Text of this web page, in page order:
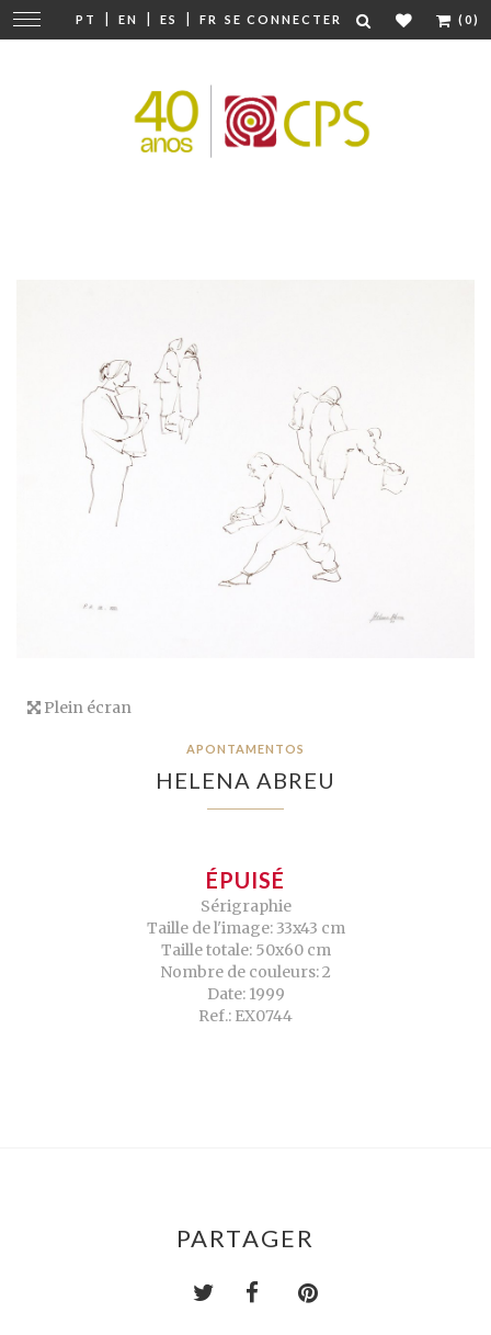
PT | EN | ES | FR SE CONNECTER (0)
Modifier
la
Plein écran
APONTAMENTOS
HELENA ABREU
ÉPUISÉ
Sérigraphie
Taille de l'image: 33x43 cm
Taille totale: 50x60 cm
Nombre de couleurs: 2
Date: 1999
Ref.: EX0744
PARTAGER